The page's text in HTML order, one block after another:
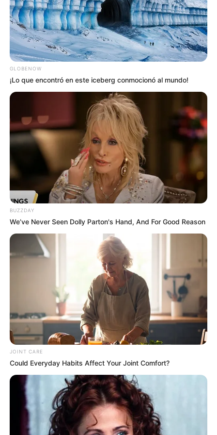
ALERTA BOGOTÁ EN GOOGLE NEWS
MANTÉNGASE EN ALERTA
Tenemos todas las noticias que le
interesan. Para estar bien informado, por
favor, active las notificaciones de Alerta.
ACTIVAR AHORA
TEMAS DESTACADOS
SARAMPIÓN
PARQUE DE DIVERSIONES
ELECCIONES PRESIDENCIALES
FENÓMENO DEL NIÑO
IBAL
GLOBENOW
¡Lo que encontró en este iceberg conmocionó al mundo!
BUZZDAY
We’ve Never Seen Dolly Parton's Hand, And For Good Reason
JOINT CARE
Could Everyday Habits Affect Your Joint Comfort?